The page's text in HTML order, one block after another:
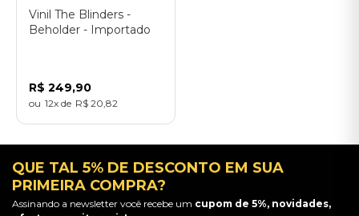
Vinil The Blinders -
Beholder - Importado
R$ 249,90
12 R$ 20 82
QUE TAL 5% DE DESCONTO EM SUA
PRIMEIRA COMPRA?
Assinando a newsletter você recebe um cupom de 5%, novidades,